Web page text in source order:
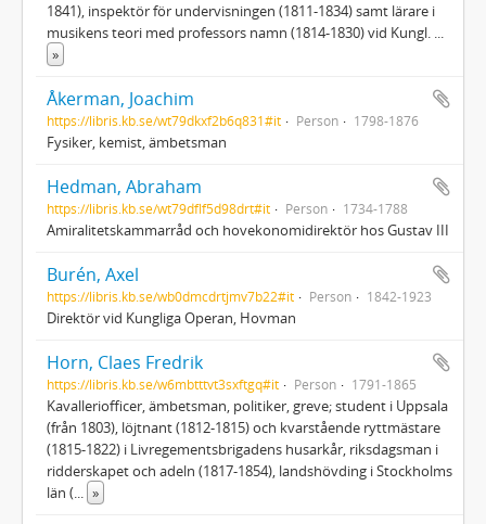
1841), inspektör för undervisningen (1811-1834) samt lärare i
musikens teori med professors namn (1814-1830) vid Kungl. ...
»
Åkerman, Joachim
https://libris.kb.se/wt79dkxf2b6q831#it Person 1798-1876
Fysiker, kemist, ämbetsman
Hedman, Abraham
https://libris.kb.se/wt79dflf5d98drt#it Person 1734-1788
Amiralitetskammarråd och hovekonomidirektör hos Gustav III
Burén, Axel
https://libris.kb.se/wb0dmcdrtjmv7b22#it Person 1842-1923
Direktör vid Kungliga Operan, Hovman
Horn, Claes Fredrik
https://libris.kb.se/w6mbtttvt3sxftgq#it Person 1791-1865
Kavalleriofficer, ämbetsman, politiker, greve; student i Uppsala
(från 1803), löjtnant (1812-1815) och kvarstående ryttmästare
(1815-1822) i Livregementsbrigadens husarkår, riksdagsman i
ridderskapet och adeln (1817-1854), landshövding i Stockholms
län (... »